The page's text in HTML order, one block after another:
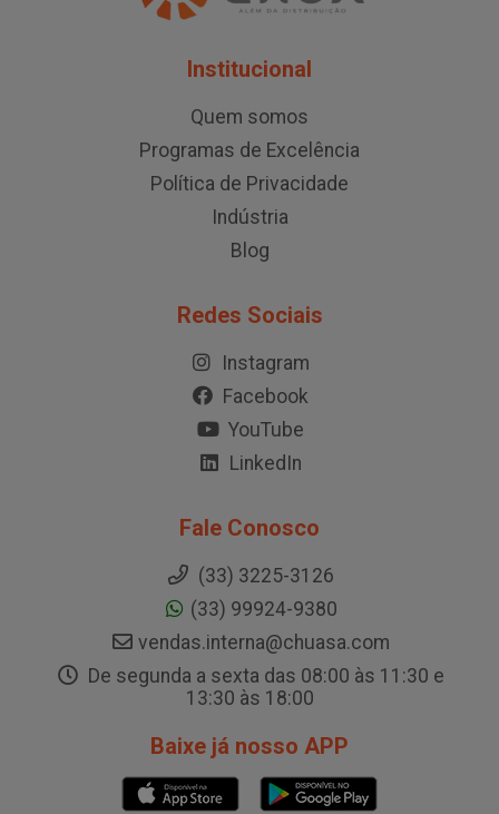
Institucional
Quem somos
Programas de Excelência
Política de Privacidade
Indústria
Blog
Redes Sociais
Instagram
Facebook
YouTube
LinkedIn
Fale Conosco
(33) 3225-3126
(33) 99924-9380
vendas.interna@chuasa.com
De segunda a sexta das 08:00 às 11:30 e
13:30 às 18:00
Baixe já nosso APP